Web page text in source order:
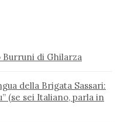
di Ghilarza
della Brigata Sassari:
(se sei Italiano, parla in